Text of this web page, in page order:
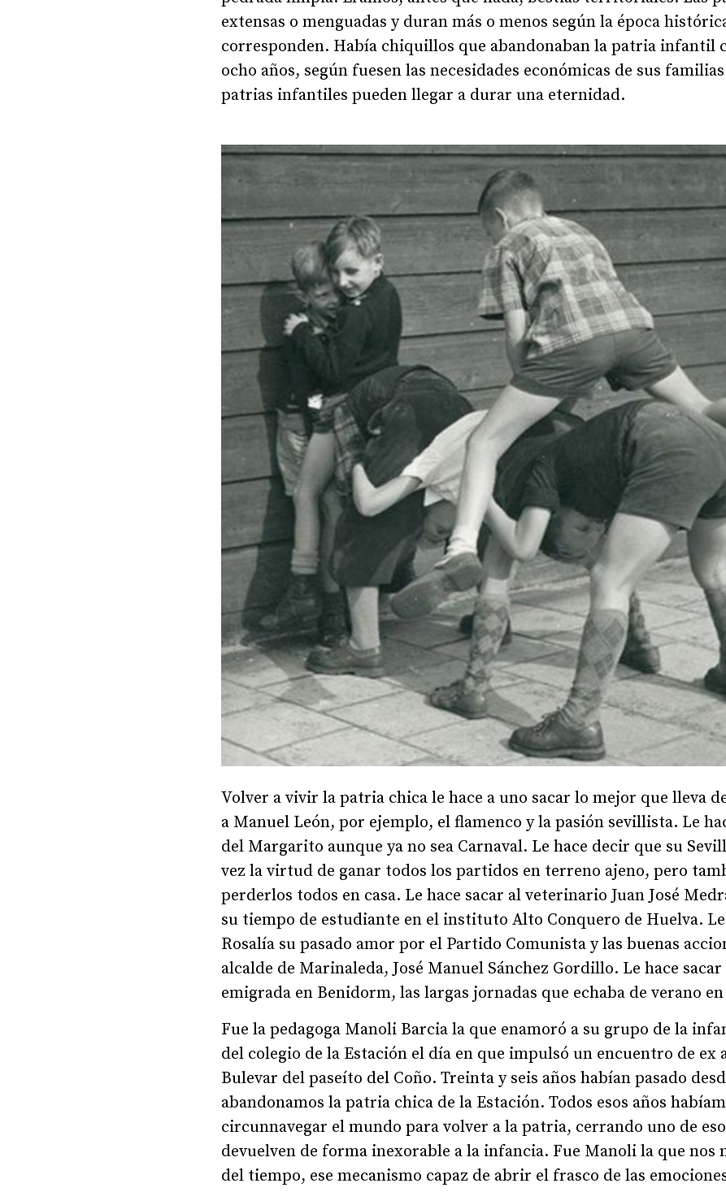
extensas o menguadas y duran más o menos según la época
corresponden. Había chiquillos que abandonaban la patria infantil
ocho años, según fuesen las necesidades económicas de sus
patrias infantiles pueden llegar a durar una eternidad.
Volver a vivir la patria chica le hace a uno sacar lo mejor que lleva
a Manuel León, por ejemplo, el flamenco y la pasión sevillista. Le
del Margarito aunque ya no sea Carnaval. Le hace decir que su
vez la virtud de ganar todos los partidos en terreno ajeno, pero
perderlos todos en casa. Le hace sacar al veterinario Juan José
su tiempo de estudiante en el instituto Alto Conquero de Huelva. Le
Rosalía su pasado amor por el Partido Comunista y las buenas
alcalde de Marinaleda, José Manuel Sánchez Gordillo. Le hace
emigrada en Benidorm, las largas jornadas que echaba de verano
Fue la pedagoga Manoli Barcia la que enamoró a su grupo de la
del colegio de la Estación el día en que impulsó un encuentro de ex
Bulevar del paseíto del Coño. Treinta y seis años habían pasado
abandonamos la patria chica de la Estación. Todos esos años
circunnavegar el mundo para volver a la patria, cerrando uno de
devuelven de forma inexorable a la infancia. Fue Manoli la que nos
del tiempo, ese mecanismo capaz de abrir el frasco de las